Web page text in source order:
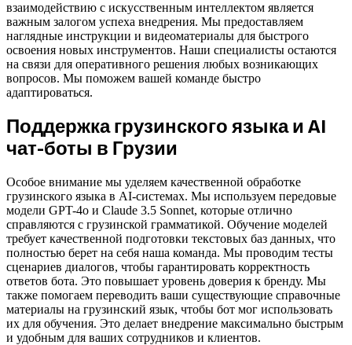
взаимодействию с искусственным интеллектом является
важным залогом успеха внедрения. Мы предоставляем
наглядные инструкции и видеоматериалы для быстрого
освоения новых инструментов. Наши специалисты остаются
на связи для оперативного решения любых возникающих
вопросов. Мы поможем вашей команде быстро
адаптироваться.
Поддержка грузинского языка и AI
чат-боты в Грузии
Особое внимание мы уделяем качественной обработке
грузинского языка в AI-системах. Мы используем передовые
модели GPT-4o и Claude 3.5 Sonnet, которые отлично
справляются с грузинской грамматикой. Обучение моделей
требует качественной подготовки текстовых баз данных, что
полностью берет на себя наша команда. Мы проводим тесты
сценариев диалогов, чтобы гарантировать корректность
ответов бота. Это повышает уровень доверия к бренду. Мы
также помогаем переводить ваши существующие справочные
материалы на грузинский язык, чтобы бот мог использовать
их для обучения. Это делает внедрение максимально быстрым
и удобным для ваших сотрудников и клиентов.